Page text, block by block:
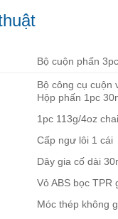
Bộ cuộn phấn 3pc
Bộ công cụ cuộn
Hộp phấn 1pc
1pc 113g/4oz
Cấp ngư lôi 1 cái
Dây gia cố dài
Vỏ ABS bọc TPR
Móc thép không